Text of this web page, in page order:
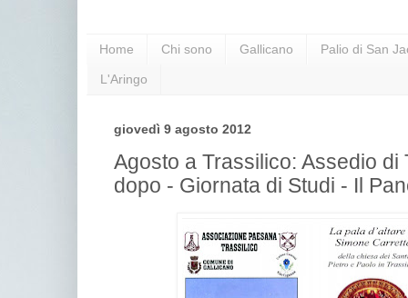
Home Chi sono Gallicano Palio di San
L'Aringo
giovedì 9 agosto 2012
Agosto a Trassilico: Assedio di
dopo - Giornata di Studi - Il